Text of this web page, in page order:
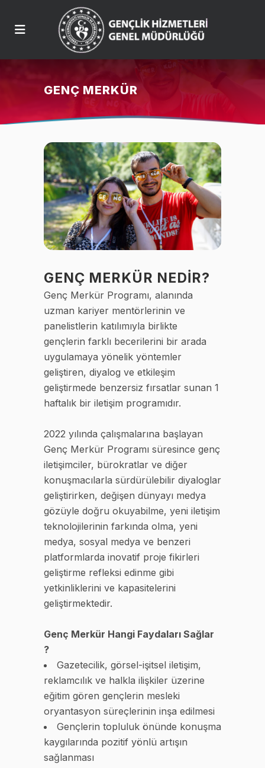
GENÇ MERKÜR
GENÇ MERKÜR NEDİR?
Genç Merkür Programı, alanında
uzman kariyer mentörlerinin ve
panelistlerin katılımıyla birlikte
gençlerin farklı becerilerini bir arada
uygulamaya yönelik yöntemler
geliştiren, diyalog ve etkileşim
geliştirmede benzersiz fırsatlar sunan 1
haftalık bir iletişim programıdır.
2022 yılında çalışmalarına başlayan
Genç Merkür Programı süresince genç
iletişimciler, bürokratlar ve diğer
konuşmacılarla sürdürülebilir diyaloglar
geliştirirken, değişen dünyayı medya
gözüyle doğru okuyabilme, yeni iletişim
teknolojilerinin farkında olma, yeni
medya, sosyal medya ve benzeri
platformlarda inovatif proje fikirleri
geliştirme refleksi edinme gibi
yetkinliklerini ve kapasitelerini
geliştirmektedir.
Genç Merkür Hangi Faydaları Sağlar
?
Gazetecilik, görsel-işitsel iletişim,
reklamcılık ve halkla ilişkiler üzerine
eğitim gören gençlerin mesleki
oryantasyon süreçlerinin inşa edilmesi
Gençlerin topluluk önünde konuşma
kaygılarında pozitif yönlü artışın
sağlanması